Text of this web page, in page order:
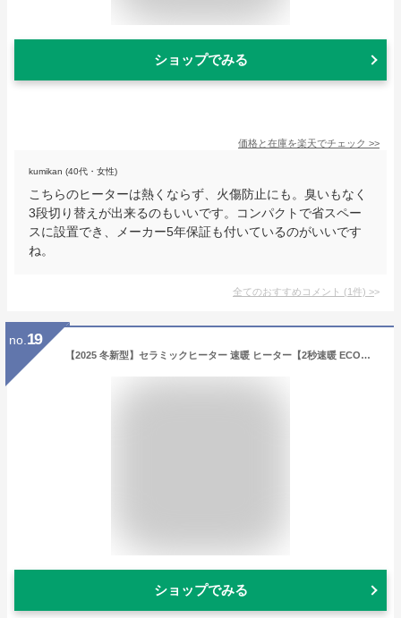
ショップでみる
価格と在庫を楽天でチェック >>
kumikan (40代・女性)
こちらのヒーターは熱くならず、火傷防止にも。臭いもなく
3段切り替えが出来るのもいいです。コンパクトで省スペー
スに設置でき、メーカー5年保証も付いているのがいいです
ね。
全てのおすすめコメント (1件) >
no. 19
【2025 冬新型】セラミックヒーター 速暖 ヒーター【2秒速暖 ECO省エネ 冷暖両用 100°首振り】 電気ヒーター 暖房器具 セラミックファンヒーター 電気ファンヒーター 電気ストーブ 節電対策 3段階切替 リモコン操作 転倒自動OFF 過熱保護 足元 暖房 低騒音 脱衣所/トイレ/洗面所/風呂/部屋/浴室/リビング 8-16畳 日本語説明書 PSE認証済
ショップでみる